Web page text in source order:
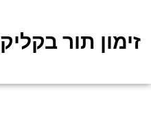
זימון תור בקליק